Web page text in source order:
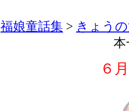
福娘童話集 > きょう
本
６